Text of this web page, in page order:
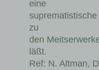
eine
zu
den
läßt.
Ref: N. Altman,